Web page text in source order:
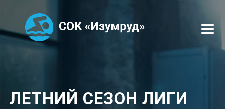
СЕКЦИИ
ЛЕТНИЙ СЕЗОН ЛИГИ